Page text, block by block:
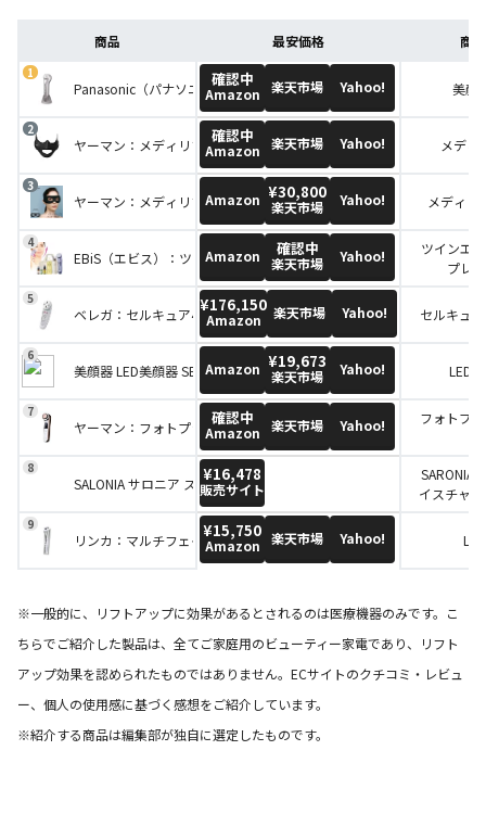
商品 最安価格 商
Panasonic（パナソニック）：RF美容器 EH-SR72-S
確認中
Amazon 楽天市場 Yahoo! 美顔
ヤーマン：メディリフト確認中
Amazon 楽天市場 Yahoo! メディ
ヤーマン：メディリフト アイ
Amazon ¥30,800
楽天市場 Yahoo! メディリ
EBiS（エビス）：ツインエレナイザー プレミアム
Amazon 確認中
楽天市場 Yahoo!
ツインエ
プレ
ベレガ：セルキュア4Tプラス
¥176,150
Amazon 楽天市場 Yahoo! セルキュ
美顔器 LED美顔器 SENSIA センシア
Amazon ¥19,673
楽天市場 Yahoo! LED
ヤーマン：フォトプラス EX eye pro
確認中
Amazon 楽天市場 Yahoo!
フォトプ
SALONIA サロニア スマートモイスチャーデバイスセット 美顔器 美容
¥16,478
販売サイト
SARONIA
イスチャ
リンカ：マルチフェイシャルトリートメント
¥15,750
Amazon 楽天市場 Yahoo!
※一般的に、リフトアップに効果があるとされるのは医療機器のみです。こ
ちらでご紹介した製品は、全てご家庭用のビューティー家電であり、リフト
アップ効果を認められたものではありません。ECサイトのクチコミ・レビュ
ー、個人の使用感に基づく感想をご紹介しています。
※紹介する商品は編集部が独自に選定したものです。